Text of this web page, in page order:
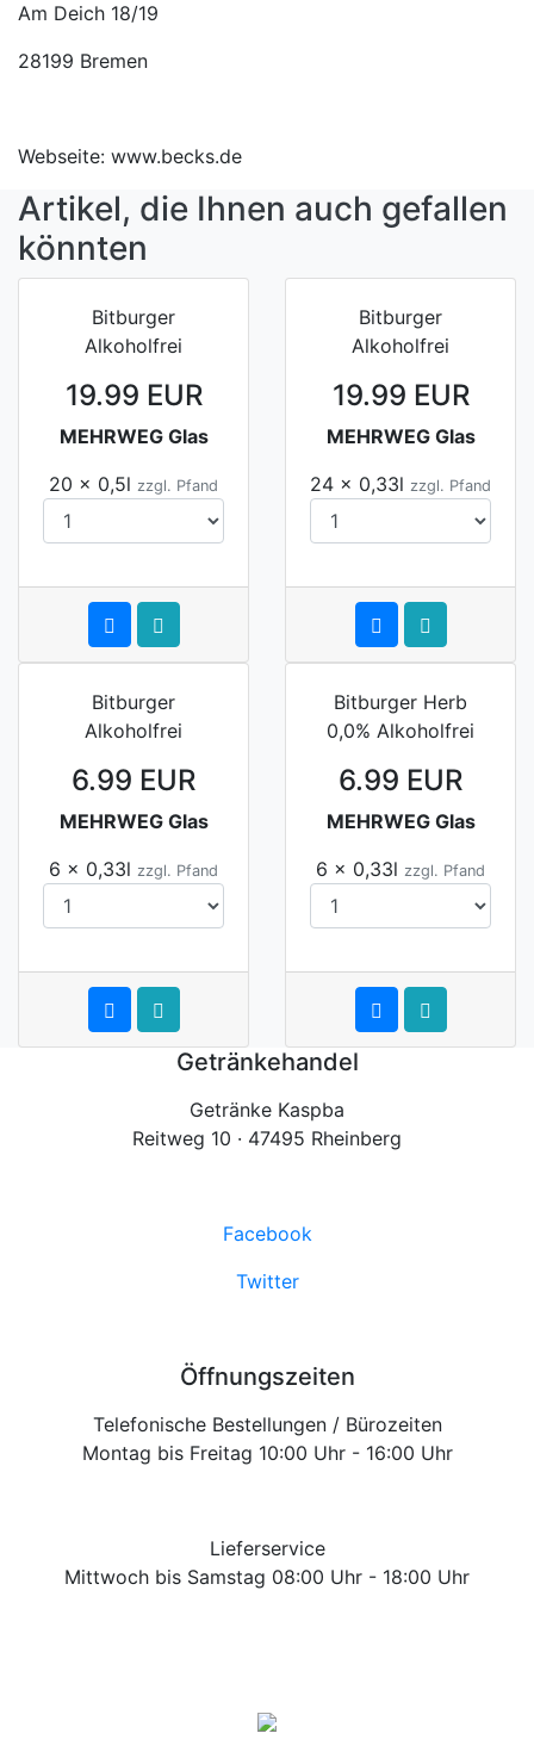
Am Deich 18/19
28199 Bremen
Webseite: www.becks.de
Artikel, die Ihnen auch gefallen
könnten
Bitburger
Alkoholfrei
19.99 EUR
MEHRWEG Glas
20 x 0,5l zzgl. Pfand
Bitburger
Alkoholfrei
19.99 EUR
MEHRWEG Glas
24 x 0,33l zzgl. Pfand
Bitburger
Alkoholfrei
6.99 EUR
MEHRWEG Glas
6 x 0,33l zzgl. Pfand
Bitburger Herb
0,0% Alkoholfrei
6.99 EUR
MEHRWEG Glas
6 x 0,33l zzgl. Pfand
Getränkehandel
Getränke Kaspba
Reitweg 10 · 47495 Rheinberg
Facebook
Twitter
Öffnungszeiten
Telefonische Bestellungen / Bürozeiten
Montag bis Freitag 10:00 Uhr - 16:00 Uhr
Lieferservice
Mittwoch bis Samstag 08:00 Uhr - 18:00 Uhr